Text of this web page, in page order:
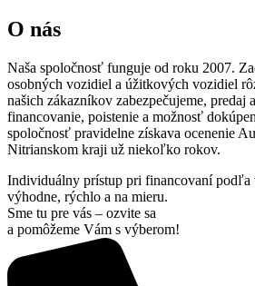
O nás
Naša spoločnosť funguje od roku 2007.
osobných vozidiel a úžitkových vozidiel
našich zákazníkov zabezpečujeme, predaj
financovanie, poistenie a možnosť
spoločnosť pravidelne získava ocenenie
Nitrianskom kraji už niekoľko rokov.
Individuálny prístup pri financovaní podľa
výhodne, rýchlo a na mieru.
Sme tu pre vás – ozvite sa
a pomôžeme Vám s výberom!